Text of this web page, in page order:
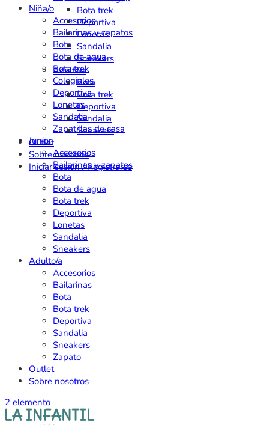
Niña/o
Accesorios
Bailarinas y zapatos
Bota
Bota de agua
Bota trek
Colegiales
Deportiva
Lonetas
Sandalia
Zapatillas de casa
Junior
Accesorios
Bailarinas y zapatos
Bota
Bota de agua
Bota trek
Deportiva
Lonetas
Sandalia
Sneakers
Adulto/a
Accesorios
Bailarinas
Bota
Bota trek
Deportiva
Sandalia
Sneakers
Zapato
Outlet
Sobre nosotros
2 elemento
Bota trek
Deportiva
Lonetas
Sandalia
Sneakers
Adulto/a
Bota
Bota trek
Deportiva
Sandalia
Sneakers
Outlet
Sobre nosotros
Iniciar sesión / Registrarse